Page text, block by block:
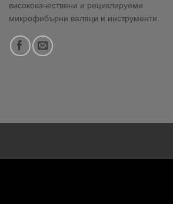
висококачествени и рециклируеми
микрофибърни валяци и инструменти.